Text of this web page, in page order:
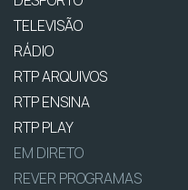
TELEVISÃO
RÁDIO
RTP ARQUIVOS
RTP ENSINA
RTP PLAY
EM DIRETO
REVER PROGRAMAS